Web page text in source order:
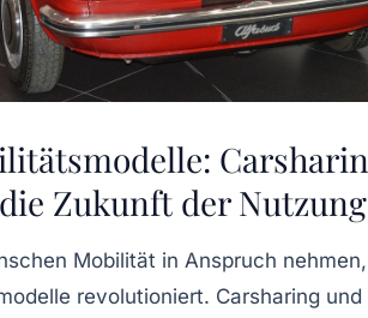
Zukunft der Nutzung
Mobilität in Anspruch
revolutioniert. Carsharing